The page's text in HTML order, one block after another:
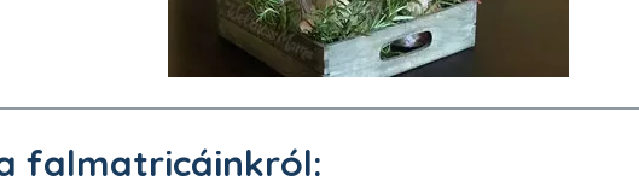
falmatricáinkról: